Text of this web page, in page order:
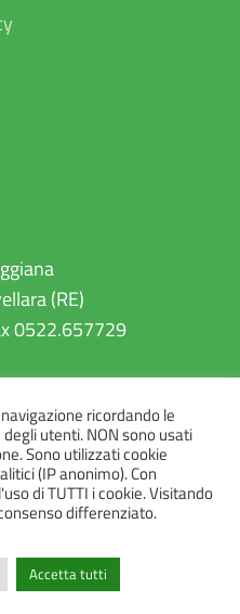
(RE)
0522.657729
ricordando le
utenti. NON sono usati
Sono utilizzati cookie
(IP anonimo). Con
di TUTTI i cookie. Visitando
differenziato.
Accetta tutti